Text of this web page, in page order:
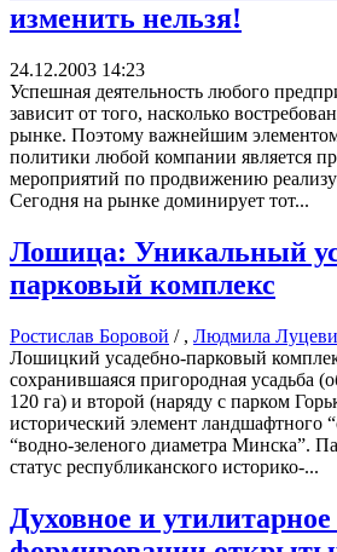
изменить нельзя!
24.12.2003 14:23
Успешная деятельность любого
зависит от того, насколько
рынке. Поэтому важнейшим
политики любой компании является
мероприятий по продвижению
Сегодня на рынке доминирует тот...
Лошица: Уникальный
парковый комплекс
Ростислав Боровой / , Людмила
Лошицкий усадебно-парковый
сохранившаяся пригородная усадьба
120 га) и второй (наряду с парком
исторический элемент ландшафтного
“водно-зеленого диаметра Минска”.
статус республиканского историко-...
Духовное и утилитарное